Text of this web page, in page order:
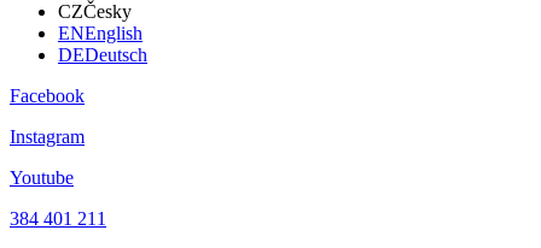
CZČesky
ENEnglish
DEDeutsch
Facebook
Instagram
Youtube
384 401 211